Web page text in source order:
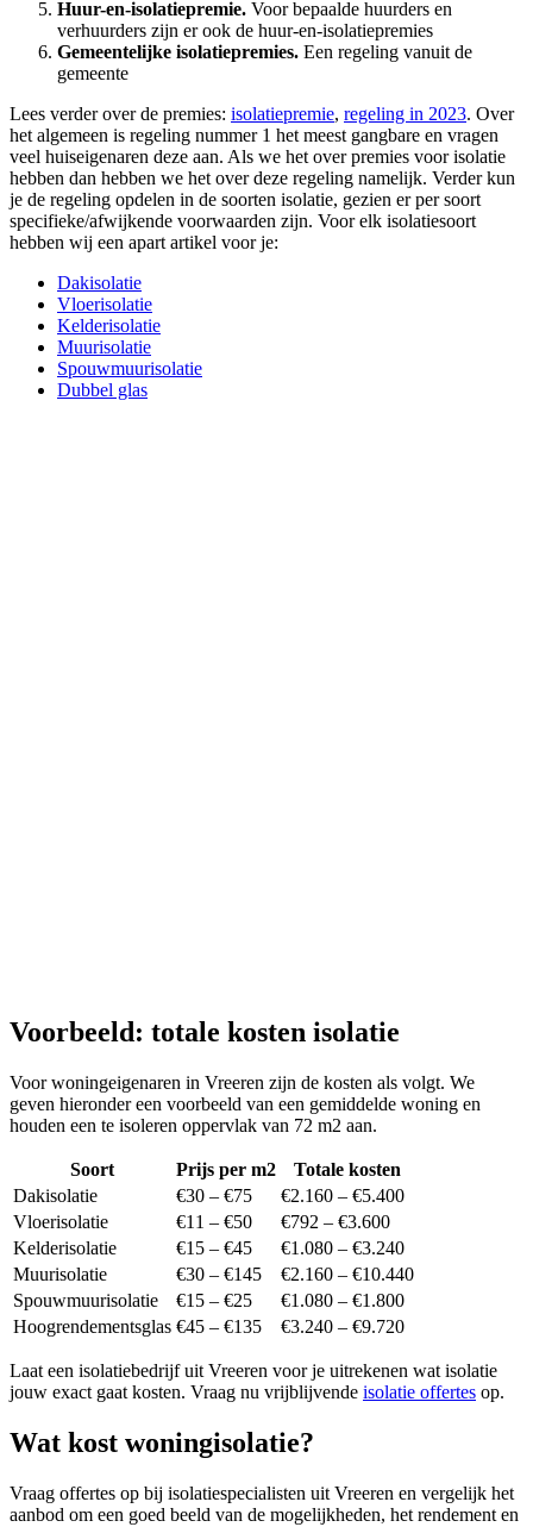
Huur-en-isolatiepremie. Voor bepaalde huurders en
verhuurders zijn er ook de huur-en-isolatiepremies
Gemeentelijke isolatiepremies. Een regeling vanuit de
gemeente
Lees verder over de premies: isolatiepremie, regeling in 2023. Over
het algemeen is regeling nummer 1 het meest gangbare en vragen
veel huiseigenaren deze aan. Als we het over premies voor isolatie
hebben dan hebben we het over deze regeling namelijk. Verder kun
je de regeling opdelen in de soorten isolatie, gezien er per soort
specifieke/afwijkende voorwaarden zijn. Voor elk isolatiesoort
hebben wij een apart artikel voor je:
Dakisolatie
Vloerisolatie
Kelderisolatie
Muurisolatie
Spouwmuurisolatie
Dubbel glas
Voorbeeld: totale kosten isolatie
Voor woningeigenaren in Vreeren zijn de kosten als volgt. We
geven hieronder een voorbeeld van een gemiddelde woning en
houden een te isoleren oppervlak van 72 m2 aan.
Soort Prijs per m2
Totale kosten
Dakisolatie
€30 – €75
€2.160 – €5.400
Vloerisolatie
€11 – €50
€792 – €3.600
Kelderisolatie
€15 – €45
€1.080 – €3.240
Muurisolatie
€30 – €145
€2.160 – €10.440
Spouwmuurisolatie
€15 – €25
€1.080 – €1.800
Hoogrendementsglas €45 – €135 €3.240 – €9.720
Laat een isolatiebedrijf uit Vreeren voor je uitrekenen wat isolatie
jouw exact gaat kosten. Vraag nu vrijblijvende isolatie offertes op.
Wat kost woningisolatie?
Vraag offertes op bij isolatiespecialisten uit Vreeren en vergelijk het
aanbod om een goed beeld van de mogelijkheden, het rendement en